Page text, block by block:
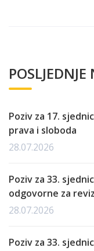
Poziv za 17.
prava i sloboda
28.07.2026
Poziv za 33.
odgovorne za
28.07.2026
Poziv za 33.